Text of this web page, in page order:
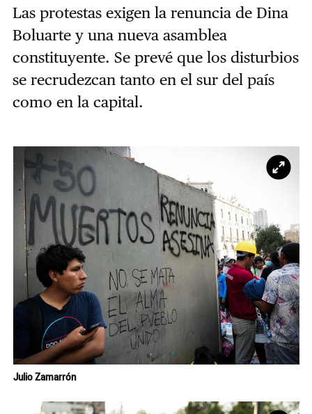
Las protestas exigen la renuncia de Dina
Boluarte y una nueva asamblea
constituyente. Se prevé que los disturbios
se recrudezcan tanto en el sur del país
como en la capital.
Julio Zamarrón